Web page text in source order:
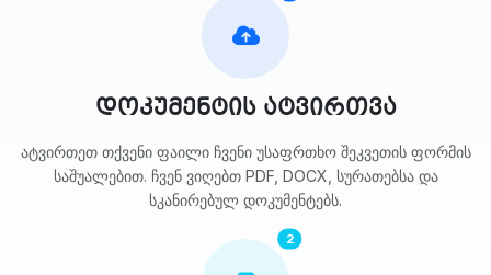
დოკუმენტის ატვირთვა
ატვირთეთ თქვენი ფაილი ჩვენი უსაფრთხო შეკვეთის ფორმის
საშუალებით. ჩვენ ვიღებთ PDF, DOCX, სურათებსა და
სკანირებულ დოკუმენტებს.
2